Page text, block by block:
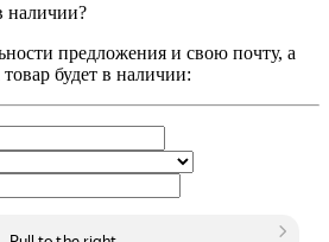
наличии?
предложения и свою почту, а
будет в наличии: